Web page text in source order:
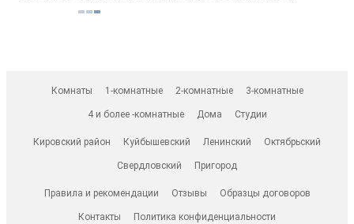
Комнаты 1-комнатные 2-комнатные 3-комнатные
4 и более -комнатные Дома Студии
Кировский район Куйбышевский Ленинский Октябрьский
Свердловский Пригород
Правила и рекомендации Отзывы Образцы договоров
Контакты Политика конфиденциальности